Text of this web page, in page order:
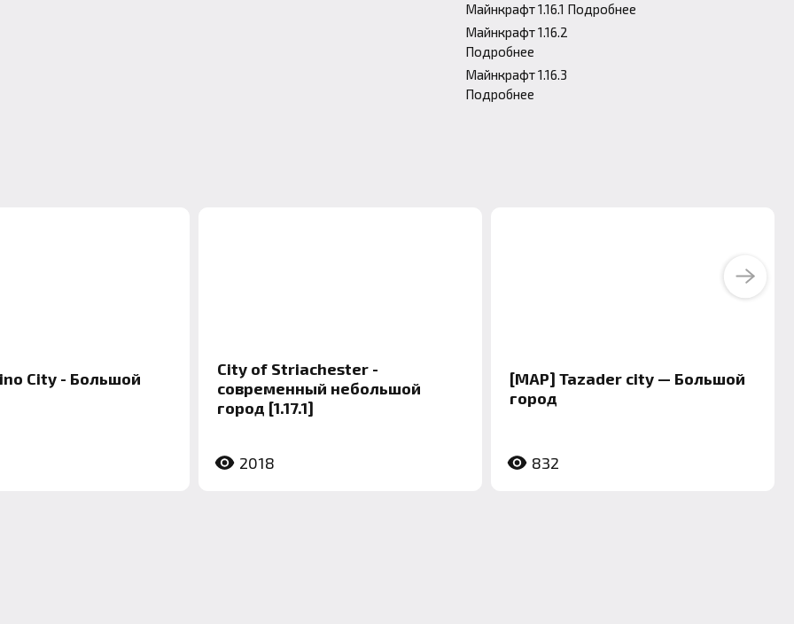
Майнкрафт 1.16.1 Подробнее
Майнкрафт 1.16.2
Подробнее
Майнкрафт 1.16.3
Подробнее
City - Большой
City of Striachester -
современный небольшой
город [1.17.1]
2018
[MAP] Tazader city — Большой
город
832
Next